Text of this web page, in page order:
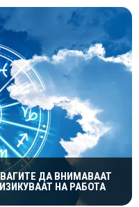
ДА ВНИМАВААТ
НА РАБОТА